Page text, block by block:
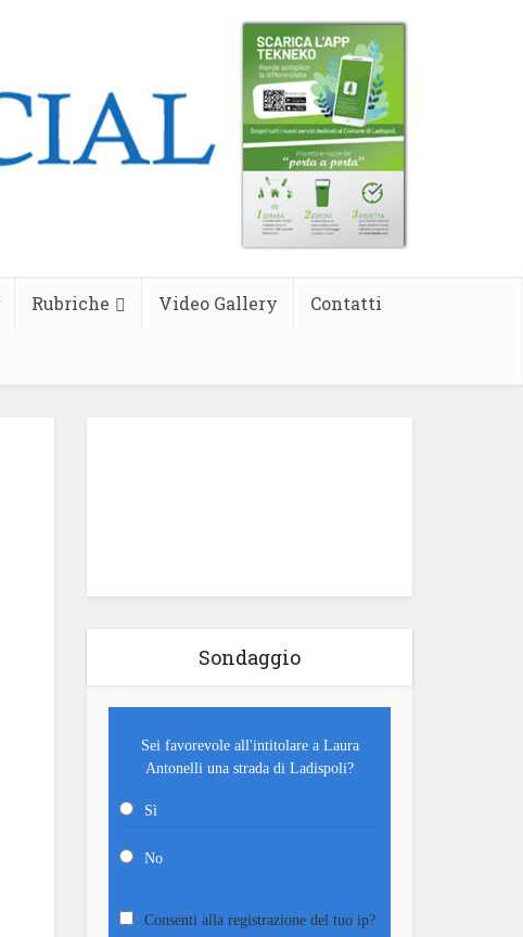
Rubriche Video Gallery Contatti
Sondaggio
Sei favorevole all'intitolare a Laura
Antonelli una strada di Ladispoli?
Sì
No
Consenti alla registrazione del tuo ip?